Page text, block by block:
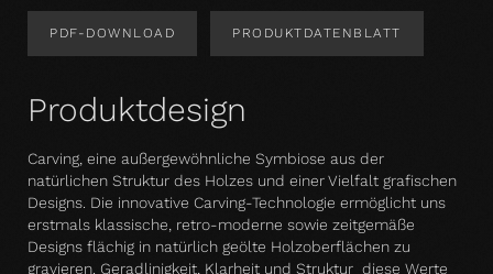
PDF-DOWNLOAD PRODUKTDATENBLATT
Produktdesign
Carving, eine außergewöhnliche Symbiose aus der
natürlichen Struktur des Holzes und einer Vielfalt grafischen
Designs. Die innovative Carving-Technologie ermöglicht uns
erstmals klassische, retro-moderne sowie zeitgemäße
Designs flächig in natürlich geölte Holzoberflächen zu
gravieren. Geradlinigkeit, Klarheit und Struktur  diese Werte